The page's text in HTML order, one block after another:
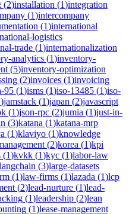
(2)installation (1)integration
(1)intercompany
(1)international
logistics
trade (1)internationalization
analytics (1)inventory-
(5)inventory-optimization
(2)invoices (1)invoicing
95 (1)isms (1)iso-13485 (1)iso-
)jamstack (1)japan (2)javascript
(1)json-rpc (2)jumia (1)just-in-
(3)katana (1)katana-mrp
(1)klaviyo (1)knowledge
(2)korea (1)kpi
(1)kvkk (1)kyc (1)labor-law
langchain (3)large-datasets
(1)law-firms (1)lazada (1)lcp
(2)lead-nurture (1)lead-
(1)leadership (2)lean
(1)lease-management